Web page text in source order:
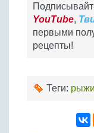
YouTube,
первыми
рецепты!
Теги: